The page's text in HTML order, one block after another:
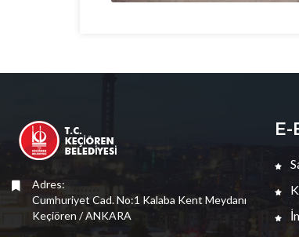
Adres:
Cumhuriyet Cad. No:1 Kalaba Kent Meydanı
Keçiören / ANKARA